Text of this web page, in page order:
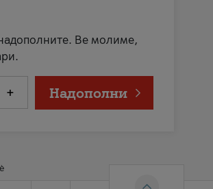
надополните. Ве молиме,
+ Надополни